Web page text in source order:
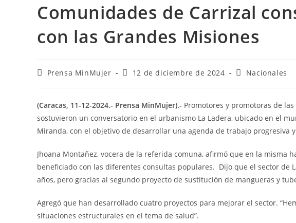
Comunidades de Carrizal
con las Grandes Misiones
Prensa MinMujer 12 de diciembre de 2024 Nacionales
(Caracas, 11-12-2024.- Prensa MinMujer).- Promotores y promotoras de
sostuvieron un conversatorio en el urbanismo La Ladera, ubicado en el
Miranda, con el objetivo de desarrollar una agenda de trabajo progresiva
Jhoana Montañez, vocera de la referida comuna, afirmó que en la misma
beneficiado con las diferentes consultas populares. Dijo que el sector de
años, pero gracias al segundo proyecto de sustitución de mangueras y
Agregó que han desarrollado cuatro proyectos para mejorar el sector.
situaciones estructurales en el tema de salud”.